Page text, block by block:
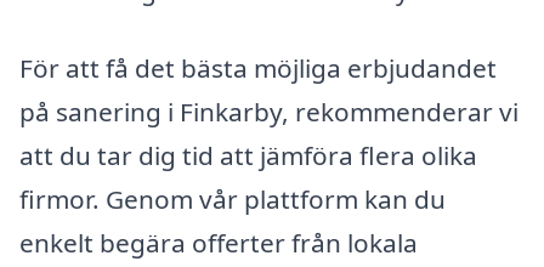
För att få det bästa möjliga erbjudandet
på sanering i Finkarby, rekommenderar vi
att du tar dig tid att jämföra flera olika
firmor. Genom vår plattform kan du
enkelt begära offerter från lokala